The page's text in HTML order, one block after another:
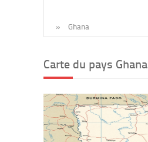
» Ghana
Carte du pays Ghana